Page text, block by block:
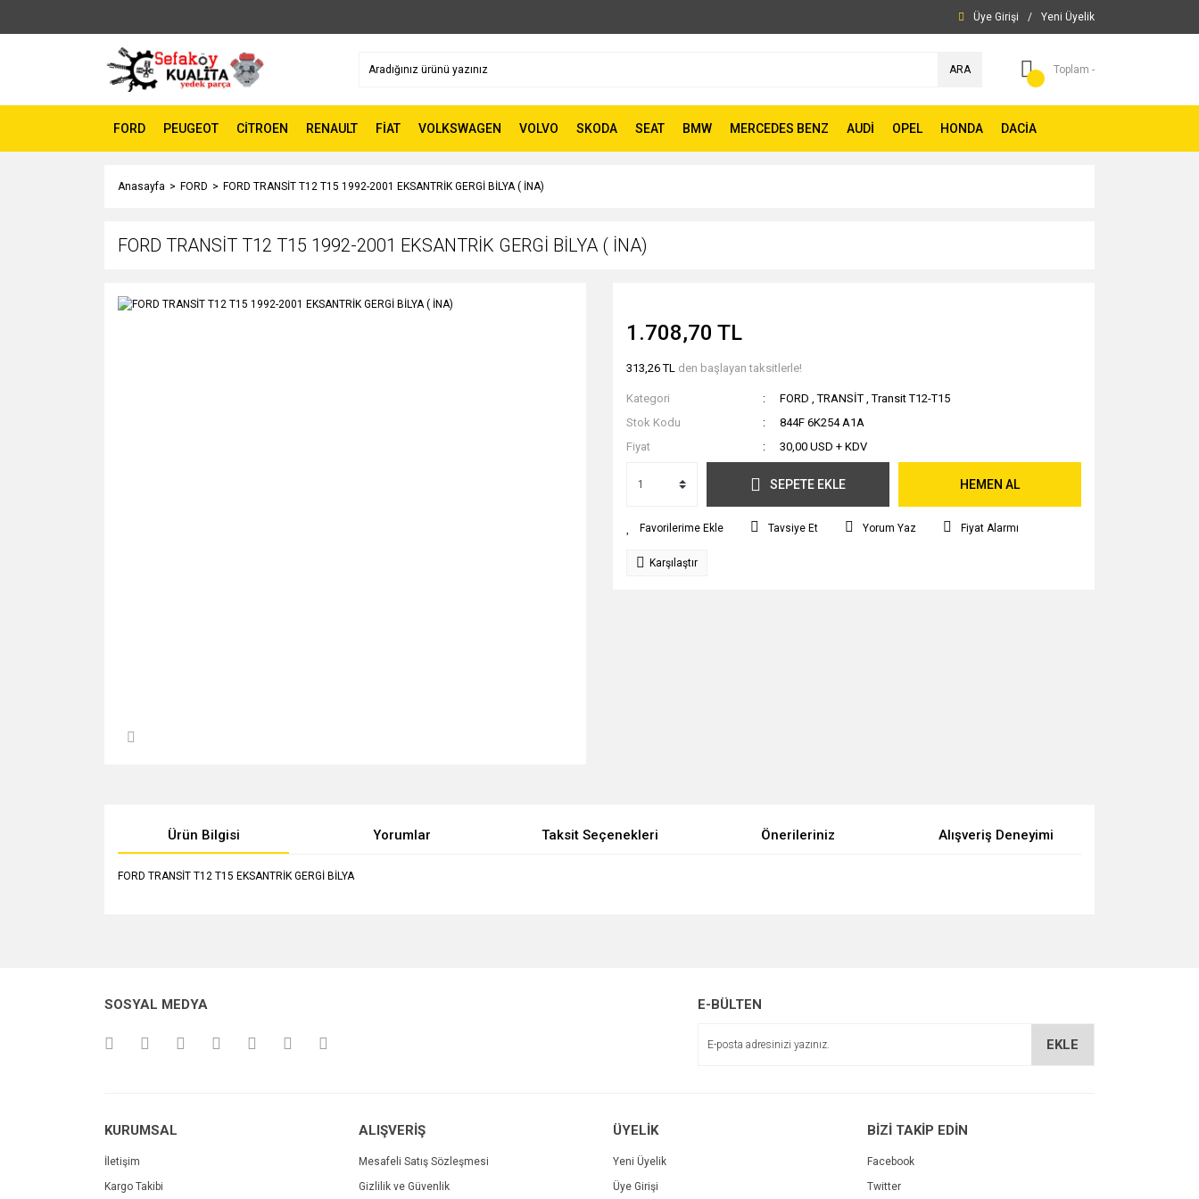
Üye Girişi / Yeni Üyelik
ARA Toplam -
FORD PEUGEOT CİTROEN RENAULT FİAT VOLKSWAGEN VOLVO SKODA SEAT BMW MERCEDES BENZ AUDİ OPEL HONDA DACİA
Anasayfa FORD FORD TRANSİT T12 T15 1992-2001 EKSANTRİK GERGİ BİLYA ( İNA)
FORD TRANSİT T12 T15 1992-2001 EKSANTRİK GERGİ BİLYA ( İNA)
1.708,70 TL
313,26 TL den başlayan taksitlerle!
Kategori FORD ,TRANSİT ,Transit T12-T15
Stok Kodu
844F 6K254 A1A
Fiyat
30,00 USD + KDV
SEPETE EKLE HEMEN AL
Tavsiye Et Yorum Yaz Fiyat Alarmı
Karşılaştır
Ürün Bilgisi Yorumlar Taksit Seçenekleri Önerileriniz Alışveriş Deneyimi
FORD TRANSİT T12 T15 EKSANTRİK GERGİ BİLYA
Ürün açıklamasında eksik bilgiler bulunuyor.
SOSYAL MEDYA E-BÜLTEN
EKLE
KURUMSAL
İletişim
Kargo Takibi
ALIŞVERİŞ
Mesafeli Satış Sözleşmesi
Gizlilik ve Güvenlik
ÜYELİK
Yeni Üyelik
Üye Girişi
BİZİ TAKİP EDİN
Facebook
Twitter